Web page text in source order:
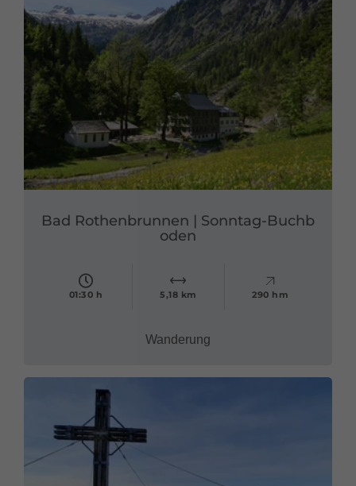
Bad Rothenbrunnen | Sonntag-Buchb
oden
01:30 h 5,18 km 290 hm
Wanderung